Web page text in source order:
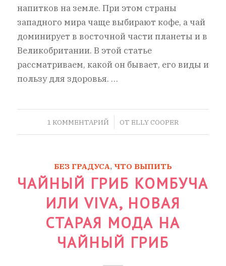
напитков на земле. При этом страны
западного мира чаще выбирают кофе, а чай
доминирует в восточной части планеты и в
Великобритании. В этой статье
рассматриваем, какой он бывает, его виды и
пользу для здоровья. …
1 КОММЕНТАРИЙ
/ ОТ ELLY COOPER
БЕЗ ГРАДУСА, ЧТО ВЫПИТЬ
ЧАЙНЫЙ ГРИБ КОМБУЧА
ИЛИ VIVA, НОВАЯ
СТАРАЯ МОДА НА
ЧАЙНЫЙ ГРИБ